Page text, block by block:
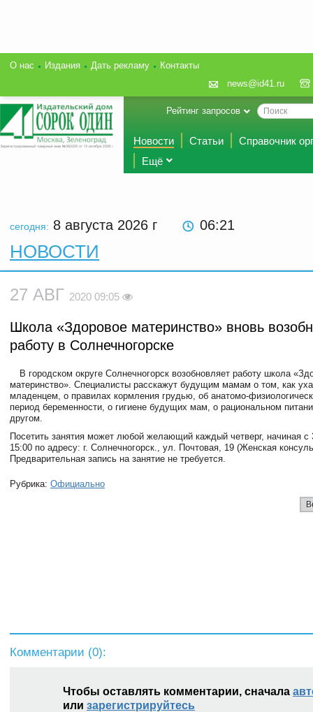
О нас Издания Дать рекламу
Контакты
news@id41.ru
Рейтинг запросов
Новости Статьи
Справочник
Ещё
сегодня: 8 августа 2026 г 06:21
НОВОСТИ
27 АВГ 2020 09:05
Школа «Здоровое материнство» вновь
работу в Солнечногорске
В городском округе Солнечногорск возобновляет работу школа
материнство». Специалисты расскажут будущим мамам о том, как
младенцем, о правилах кормления грудью, об анатомо-
период беременности, о гигиене будущих мам, о рациональном
другом.
Посетить занятия может любой желающий каждый четверг, начиная с
15:00 по адресу: г. Солнечногорск., ул. Почтовая, 19 (Женская
Предварительная запись на занятие не требуется.
Рубрика: Официально
Комментарии (0):
Чтобы оставлять комментарии, сначала
или зарегистрируйтесь